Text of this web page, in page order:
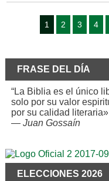
1 2 3 4
FRASE DEL DÍA
“La Biblia es el único
solo por su valor
por su calidad
— Juan Gossaín
ELECCIONES 2026